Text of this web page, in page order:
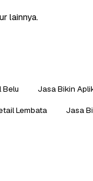
lainnya.
Belu Jasa Bikin
Lembata Jasa